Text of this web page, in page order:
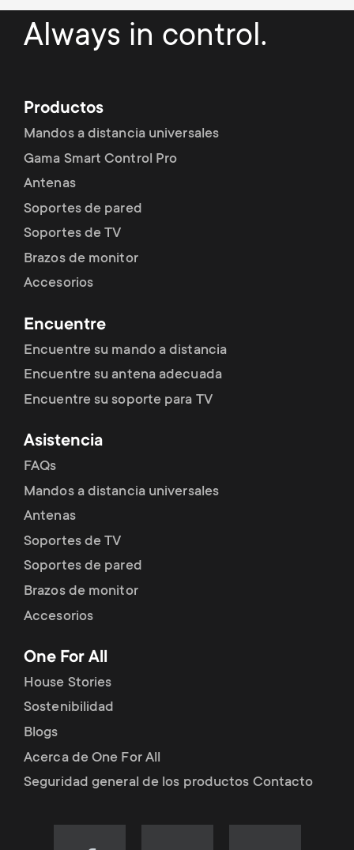
Always in control.
Productos
Mandos a distancia universales
Gama Smart Control Pro
Antenas
Soportes de pared
Soportes de TV
Brazos de monitor
Accesorios
Encuentre
Encuentre su mando a distancia
Encuentre su antena adecuada
Encuentre su soporte para TV
Asistencia
FAQs
Mandos a distancia universales
Antenas
Soportes de TV
Soportes de pared
Brazos de monitor
Accesorios
One For All
House Stories
Sostenibilidad
Blogs
Acerca de One For All
Seguridad general de los productos Contacto